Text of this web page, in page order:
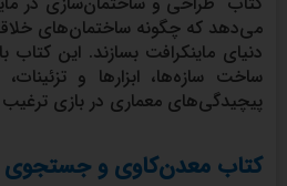
می‌دهد که چگونه ساختمان‌های
دنیای ماینکرافت بسازند. این کتاب
ساخت سازه‌ها، ابزارها و
پیچیدگی‌های معماری در بازی
کتاب معدن‌کاوی و جستجوی